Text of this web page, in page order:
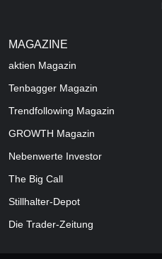
MAGAZINE
aktien Magazin
Tenbagger Magazin
Trendfollowing Magazin
GROWTH Magazin
Nebenwerte Investor
The Big Call
Stillhalter-Depot
Die Trader-Zeitung